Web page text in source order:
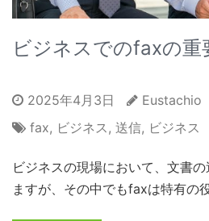
ビジネスでのfaxの重
2025年4月3日
Eustachio
fax, ビジネス , 送信, ビジネス
ビジネスの現場において、文書
ますが、その中でもfaxは特有の